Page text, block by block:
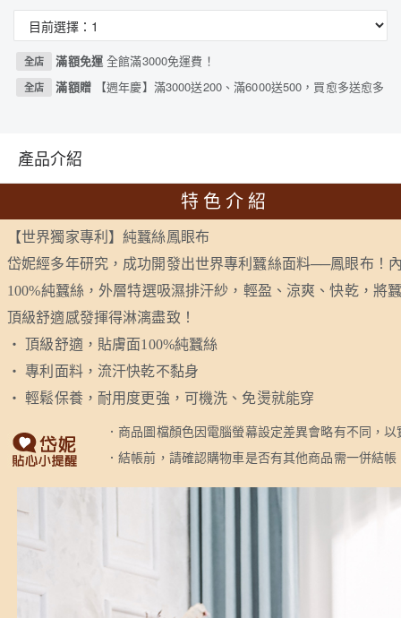
全店 滿額免運全館滿3000免運費！
全店 滿額贈 【週年慶】滿3000送200、滿6000送500，買愈多送愈多
產品介紹
特色介紹
【世界獨家專利】純蠶絲鳳眼布
岱妮經多年研究，成功開發出世界專利蠶絲面料──鳳眼布！
100%純蠶絲，外層特選吸濕排汗紗，輕盈、涼爽、快乾，將
頂級舒適感發揮得淋漓盡致！
‧ 頂級舒適，貼膚面100%純蠶絲
‧ 專利面料，流汗快乾不黏身
‧ 輕鬆保養，耐用度更強，可機洗、免燙就能穿
．商品圖檔顏色因電腦螢幕設定差異會略有不同，
．結帳前，請確認購物車是否有其他商品需一併結